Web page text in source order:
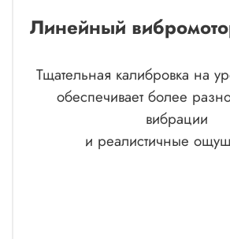
Линейный
Тщательная калибровка на
обеспечивает более
вибрации
и реалистичные